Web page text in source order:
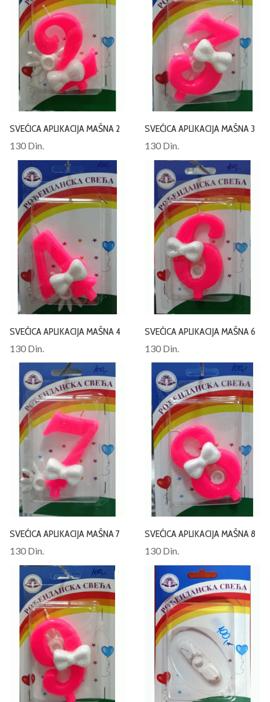
SVEĆICA APLIKACIJA MAŠNA 2
130 Din.
SVEĆICA APLIKACIJA MAŠNA 3
130 Din.
SVEĆICA APLIKACIJA MAŠNA 4
130 Din.
SVEĆICA APLIKACIJA MAŠNA 6
130 Din.
SVEĆICA APLIKACIJA MAŠNA 7
130 Din.
SVEĆICA APLIKACIJA MAŠNA 8
130 Din.